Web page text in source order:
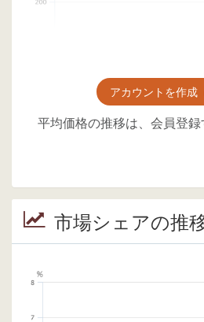
アカウントを作成
平均価格の推移は、会員登
市場シェアの推